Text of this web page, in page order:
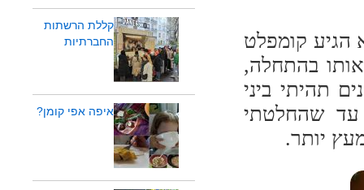
הגיע קומפלט
בהתחלה,
תהיתי ביני
עד שהחלטתי
יותר.
קללת הרשתות
החברתיות
איפה אפי קומן?